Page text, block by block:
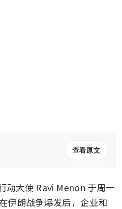
查看原文
动大使 Ravi Menon 于周一
伊朗战争爆发后，企业和